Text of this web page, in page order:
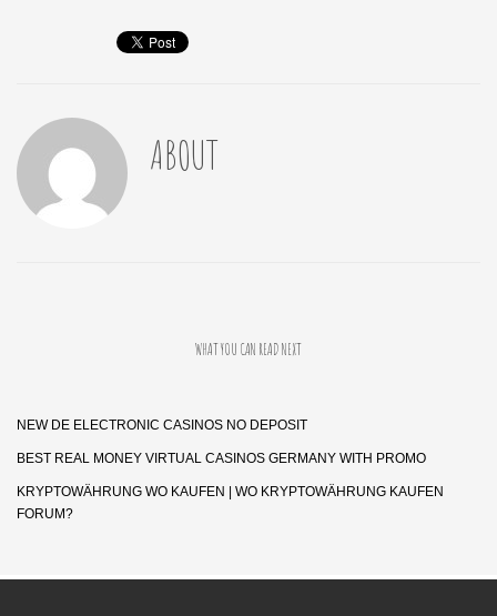
ABOUT
WHAT YOU CAN READ NEXT
NEW DE ELECTRONIC CASINOS NO DEPOSIT
BEST REAL MONEY VIRTUAL CASINOS GERMANY WITH PROMO
KRYPTOWÄHRUNG WO KAUFEN | WO KRYPTOWÄHRUNG KAUFEN
FORUM?